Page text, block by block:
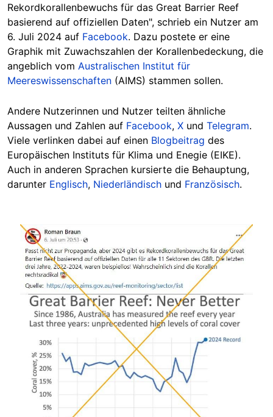
Rekordkorallenbewuchs für das Great Barrier Reef
basierend auf offiziellen Daten", schrieb ein Nutzer am
6. Juli 2024 auf Facebook. Dazu postete er eine
Graphik mit Zuwachszahlen der Korallenbedeckung, die
angeblich vom Australischen Institut für
Meereswissenschaften (AIMS) stammen sollen.
Andere Nutzerinnen und Nutzer teilten ähnliche
Aussagen und Zahlen auf Facebook, X und Telegram.
Viele verlinken dabei auf einen Blogbeitrag des
Europäischen Instituts für Klima und Enegie (EIKE).
Auch in anderen Sprachen kursierte die Behauptung,
darunter Englisch, Niederländisch und Französisch.
Image